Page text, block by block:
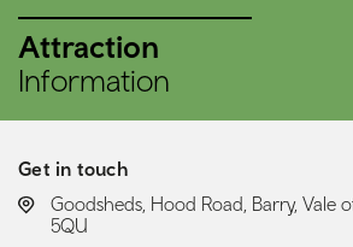
Attraction
Information
Get in touch
LOCATION:
Goodsheds, Hood Road, Barry, Vale
5QU